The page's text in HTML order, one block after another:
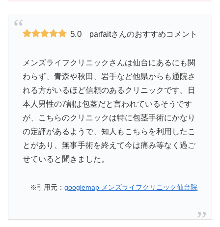
5.0parfaitさんのおすすめコメント
メンズライフクリニックさんは仙台にあるにも関
わらず、青森や秋田、岩手など他県からも通院さ
れる方がいるほど信頼のあるクリニックです。日
本人男性の7割は包茎だと言われているそうです
が、こちらのクリニックは特に包茎手術にかなり
の定評があるようで、知人もこちらを利用したこ
とがあり、無事手術を終えて今は痛み等なく過ご
せていると聞きました。
※引用元：googlemap メンズライフクリニック仙台院